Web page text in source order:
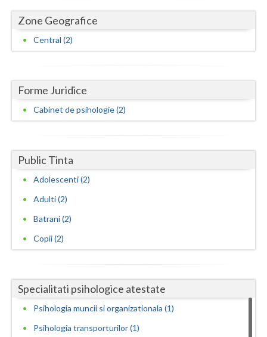
Prahova
Salaj
Suceava
Timis
Tulcea
Valcea
Vaslui
Zone Geografice
Central (2)
Forme Juridice
Cabinet de psihologie (2)
Public Tinta
Adolescenti (2)
Adulti (2)
Batrani (2)
Copii (2)
Specialitati psihologice atestate
Psihologia muncii si organizationala (1)
Psihologia transporturilor (1)